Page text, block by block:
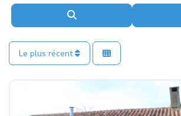
Recherche
Le plus récent